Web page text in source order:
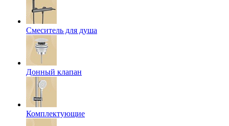
Смеситель для душа
Донный клапан
Комплектующие